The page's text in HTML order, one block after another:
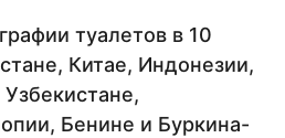
туалетов в 10
Китае, Индонезии,
Бенине и Буркина-